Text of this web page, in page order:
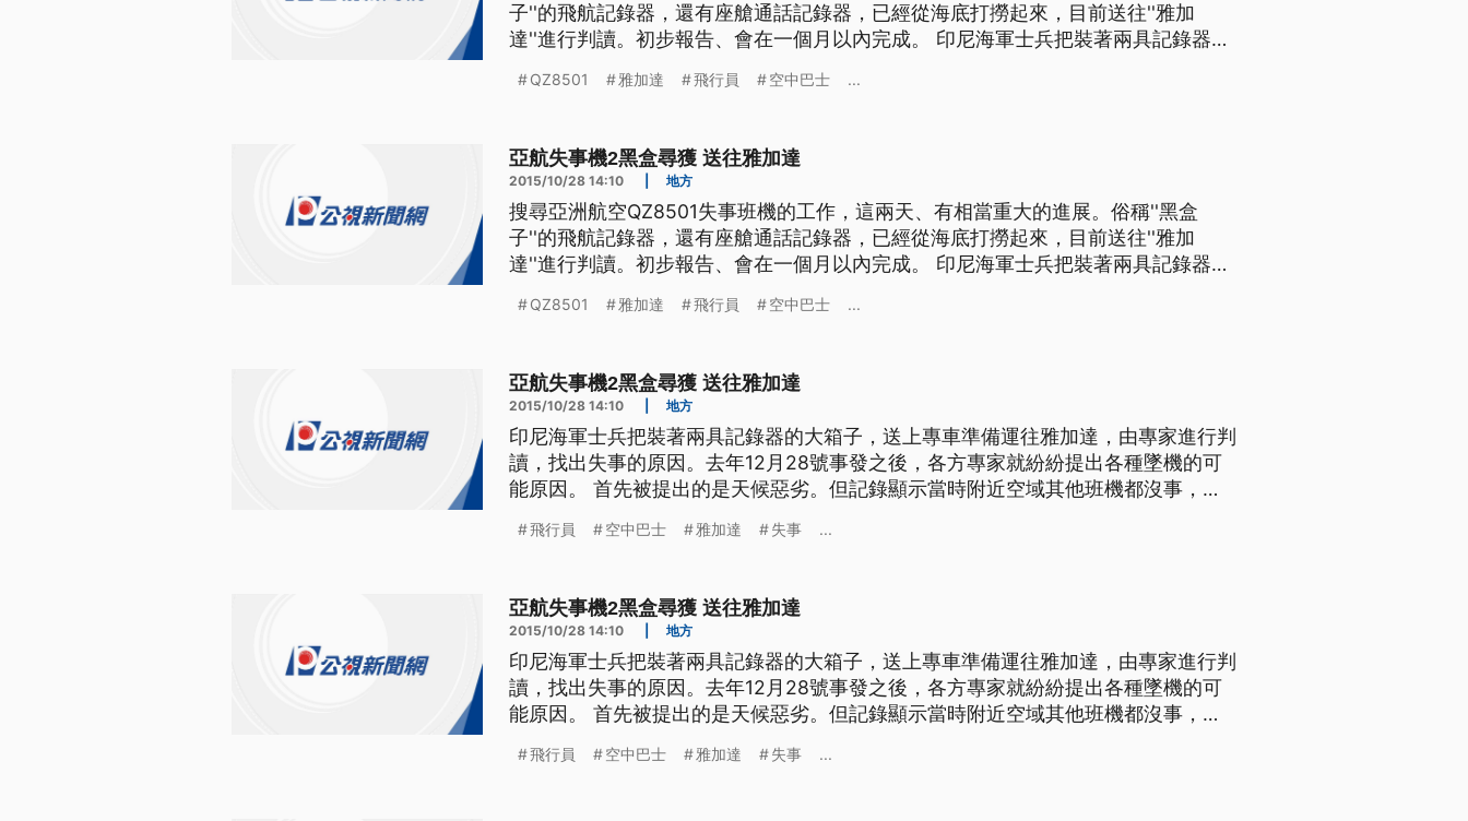
子''的飛航記錄器，還有座艙通話記錄器，已經從海底打撈起來，目前送往''雅加
達''進行判讀。初步報告、會在一個月以內完成。 印尼海軍士兵把裝著兩具記錄器的
28號事發之後，各方專家就紛紛提出各種墜機的可能原因。 首先被提出的是天候惡
QZ8501 雅加達 飛行員 空中巴士 ...
亞航失事機2黑盒尋獲 送往雅加達
2015/10/28 14:10 地方
搜尋亞洲航空QZ8501失事班機的工作，這兩天、有相當重大的進展。俗稱''黑盒
子''的飛航記錄器，還有座艙通話記錄器，已經從海底打撈起來，目前送往''雅加
達''進行判讀。初步報告、會在一個月以內完成。 印尼海軍士兵把裝著兩具記錄器的
28號事發之後，各方專家就紛紛提出各種墜機的可能原因。 首先被提出的是天候惡
QZ8501 雅加達 飛行員 空中巴士 ...
亞航失事機2黑盒尋獲 送往雅加達
2015/10/28 14:10 地方
印尼海軍士兵把裝著兩具記錄器的大箱子，送上專車準備運往雅加達，由專家進行判
讀，找出失事的原因。去年12月28號事發之後，各方專家就紛紛提出各種墜機的可
能原因。 首先被提出的是天候惡劣。但記錄顯示當時附近空域其他班機都沒事，因
風雨雲層，採取緊急爬升的做法，但速度太慢而且機翼和氣流的攻角過大，加上機外
飛行員 空中巴士 雅加達 失事 ...
亞航失事機2黑盒尋獲 送往雅加達
2015/10/28 14:10 地方
印尼海軍士兵把裝著兩具記錄器的大箱子，送上專車準備運往雅加達，由專家進行判
讀，找出失事的原因。去年12月28號事發之後，各方專家就紛紛提出各種墜機的可
能原因。 首先被提出的是天候惡劣。但記錄顯示當時附近空域其他班機都沒事，因
風雨雲層，採取緊急爬升的做法，但速度太慢而且機翼和氣流的攻角過大，加上機外
飛行員 空中巴士 雅加達 失事 ...